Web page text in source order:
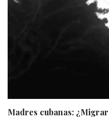
Madres cubanas: